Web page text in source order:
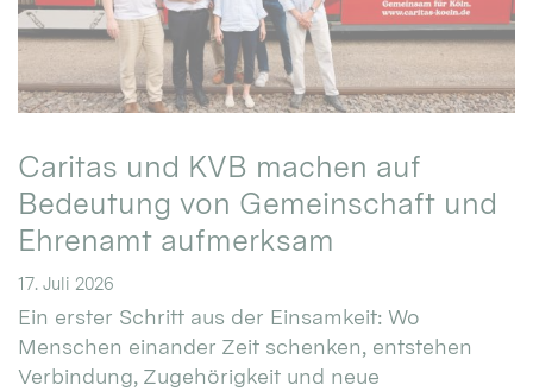
Caritas und KVB machen auf
Bedeutung von Gemeinschaft und
Ehrenamt aufmerksam
17. Juli 2026
Ein erster Schritt aus der Einsamkeit: Wo
Menschen einander Zeit schenken, entstehen
Verbindung, Zugehörigkeit und neue